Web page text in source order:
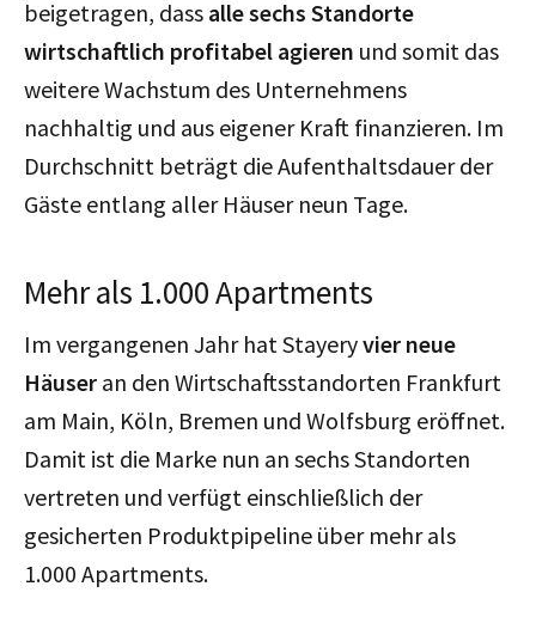
beigetragen, dass alle sechs Standorte
wirtschaftlich profitabel agieren und somit das
weitere Wachstum des Unternehmens
nachhaltig und aus eigener Kraft finanzieren. Im
Durchschnitt beträgt die Aufenthaltsdauer der
Gäste entlang aller Häuser neun Tage.
Mehr als 1.000 Apartments
Im vergangenen Jahr hat Stayeryvier neue
Häuser an den Wirtschaftsstandorten Frankfurt
am Main, Köln, Bremen und Wolfsburg eröffnet.
Damit ist die Marke nun an sechs Standorten
vertreten und verfügt einschließlich der
gesicherten Produktpipeline über mehr als
1.000 Apartments.